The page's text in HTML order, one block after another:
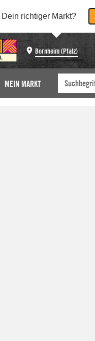
Dein richtiger Markt?
Bornheim (Pfalz)
MEIN MARKT